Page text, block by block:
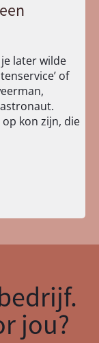
later wilde
of
kon zijn, die
jou?